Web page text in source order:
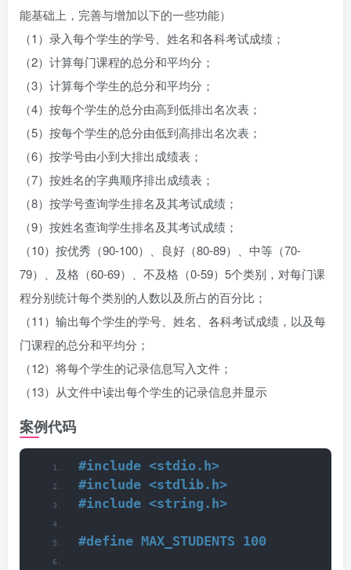
能基础上，完善与增加以下的一些功能）
（1）录入每个学生的学号、姓名和各科考试成绩；
（2）计算每门课程的总分和平均分；
（3）计算每个学生的总分和平均分；
（4）按每个学生的总分由高到低排出名次表；
（5）按每个学生的总分由低到高排出名次表；
（6）按学号由小到大排出成绩表；
（7）按姓名的字典顺序排出成绩表；
（8）按学号查询学生排名及其考试成绩；
（9）按姓名查询学生排名及其考试成绩；
（10）按优秀（90-100）、良好（80-89）、中等（70-
79）、及格（60-69）、不及格（0-59）5个类别，对每门课
程分别统计每个类别的人数以及所占的百分比；
（11）输出每个学生的学号、姓名、各科考试成绩，以及每
门课程的总分和平均分；
（12）将每个学生的记录信息写入文件；
（13）从文件中读出每个学生的记录信息并显示
案例代码
#include <stdio.h>
#include <stdlib.h>
#include <string.h>
#define MAX_STUDENTS 100